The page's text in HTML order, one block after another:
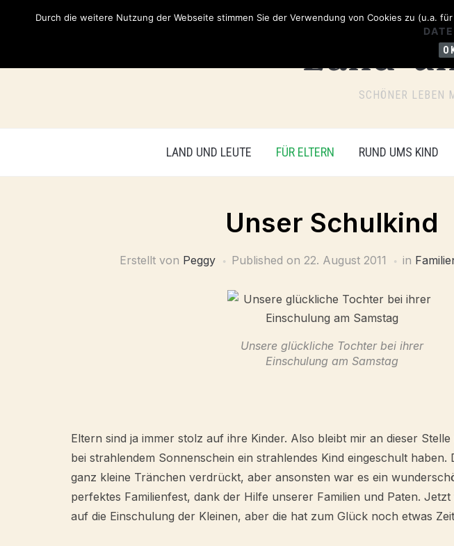
SCHÖNER LEBEN
LAND UND LEUTE FÜR ELTERN RUND UMS KIND
Unser Schulkind
Erstellt von Peggy Published on 22. August 2011 in
Unsere glückliche Tochter bei ihrer
Einschulung am Samstag
Eltern sind ja immer stolz auf ihre Kinder. Also bleibt mir an dieser
bei strahlendem Sonnenschein ein strahlendes Kind eingeschult haben.
ganz kleine Tränchen verdrückt, aber ansonsten war es ein
perfektes Familienfest, dank der Hilfe unserer Familien und Paten.
auf die Einschulung der Kleinen, aber die hat zum Glück noch etwas
Durch die weitere Nutzung der Webseite stimmen Sie der Verwendung von Cookies zu (u.a.